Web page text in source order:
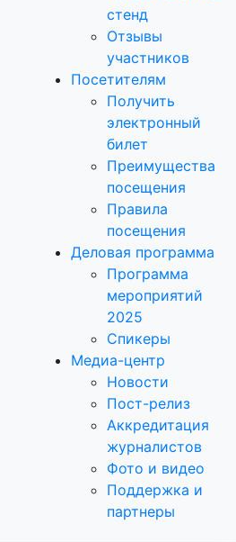
стенд
Отзывы
участников
Посетителям
Получить
электронный
билет
Преимущества
посещения
Правила
посещения
Деловая программа
Программа
мероприятий
2025
Спикеры
Медиа-центр
Новости
Пост-релиз
Аккредитация
журналистов
Фото и видео
Поддержка и
партнеры